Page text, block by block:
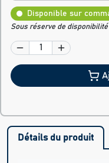
Disponible sur
Sous réserve de
Détails du produit